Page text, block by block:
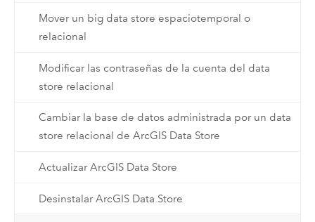
Mover un big data store espaciotemporal o
relacional
Modificar las contraseñas de la cuenta del data
store relacional
Cambiar la base de datos administrada por un data
store relacional de ArcGIS Data Store
Actualizar ArcGIS Data Store
Desinstalar ArcGIS Data Store